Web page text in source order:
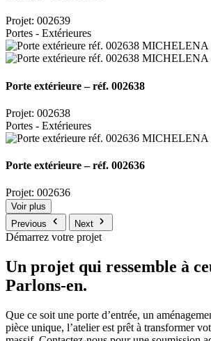
Projet: 002639
Portes - Extérieures
Porte extérieure – réf. 002638
Projet: 002638
Portes - Extérieures
Porte extérieure – réf. 002636
Projet: 002636
Voir plus
Previous
Next
Démarrez votre projet
Un projet qui ressemble à
Parlons-en.
Que ce soit une porte d’entrée, un
pièce unique, l’atelier est prêt à transformer